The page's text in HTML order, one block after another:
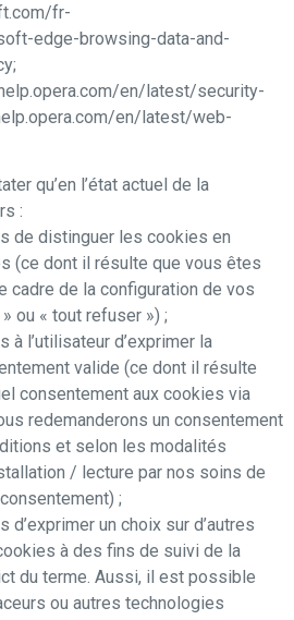
fr-
edge-browsing-data-and-
en/latest/security-
en/latest/web-
qu’en l’état actuel de la
:
de distinguer les cookies en
(ce dont il résulte que vous êtes
cadre de la configuration de vos
ou « tout refuser ») ;
à l’utilisateur d’exprimer la
valide (ce dont il résulte
consentement aux cookies via
redemanderons un consentement
et selon les modalités
/ lecture par nos soins de
;
un choix sur d’autres
à des fins de suivi de la
du terme. Aussi, il est possible
ou autres technologies